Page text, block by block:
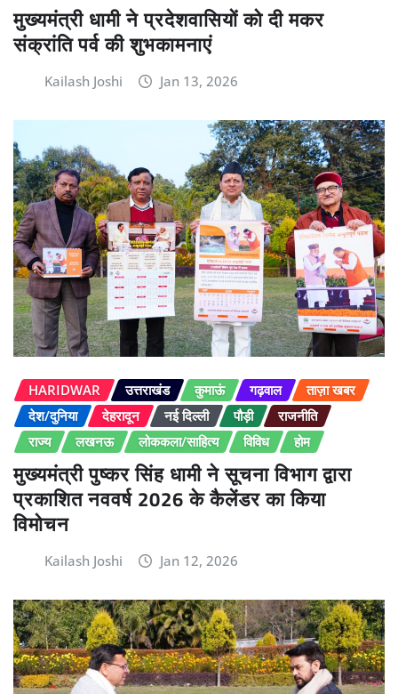
मुख्यमंत्री धामी ने प्रदेशवासियों को दी मकर
संक्रांति पर्व की शुभकामनाएं
Kailash Joshi Jan 13, 2026
HARIDWAR उत्तराखंड कुमाऊं गढ़वाल
ताज़ा खबर
देश/दुनिया
देहरादून नई दिल्ली पौड़ी
राजनीति
राज्य
लखनऊ लोककला/साहित्य विविध होम
मुख्यमंत्री पुष्कर सिंह धामी ने सूचना विभाग द्वारा
प्रकाशित नववर्ष 2026 के कैलेंडर का किया
विमोचन
Kailash Joshi Jan 12, 2026